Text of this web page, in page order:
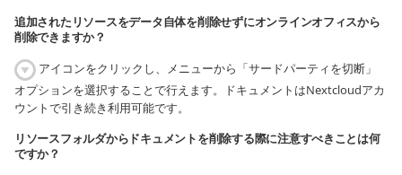
追加されたリソースをデータ自体を削除せずにオンラインオフィスから
削除できますか？
アイコンをクリックし、メニューから「サードパーティを切断」
オプションを選択することで行えます。ドキュメントはNextcloudアカ
ウントで引き続き利用可能です。
リソースフォルダからドキュメントを削除する際に注意すべきことは何
ですか？